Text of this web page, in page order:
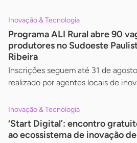
Inovação & Tecnologia
Programa ALI Rural abre 90
produtores no Sudoeste
Ribeira
Inscrições seguem até 31 de
realizado por agentes locais de
Inovação & Tecnologia
‘Start Digital’: encontro
ao ecossistema de inovação